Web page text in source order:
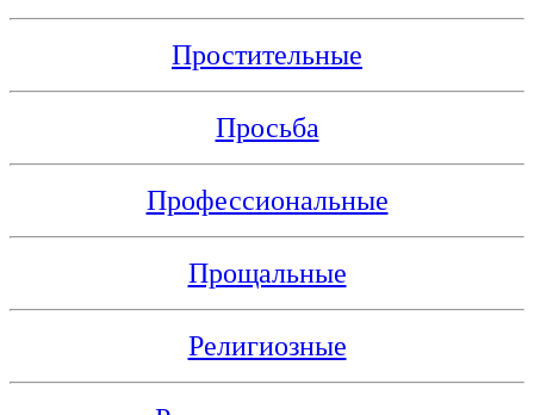
Простительные
Просьба
Профессиональные
Прощальные
Религиозные